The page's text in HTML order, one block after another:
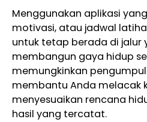
Menggunakan aplikasi
motivasi, atau jadwal
untuk tetap berada di jalur
membangun gaya hidup
memungkinkan
membantu Anda melacak
menyesuaikan rencana
hasil yang tercatat.